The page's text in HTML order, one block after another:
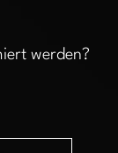
werden?